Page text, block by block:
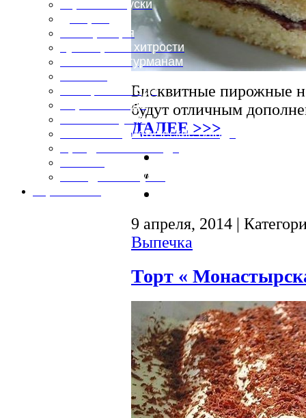
Горячие закуски
Консервация
Кулинарные хитрости
Маленьким гурманам
Овощные блюда
Первые блюда
Полевая кухня
Постные и диетические блюда
Холодные закуски
Бисквитные пирожные
будут отличным
ДАЛЕЕ >>>
9 апреля, 2014 |
Выпечка
Торт «